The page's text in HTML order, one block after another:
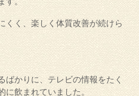
くく、楽しく体質改善が続けら
ばかりに、テレビの情報をたく
に飲まれていました。